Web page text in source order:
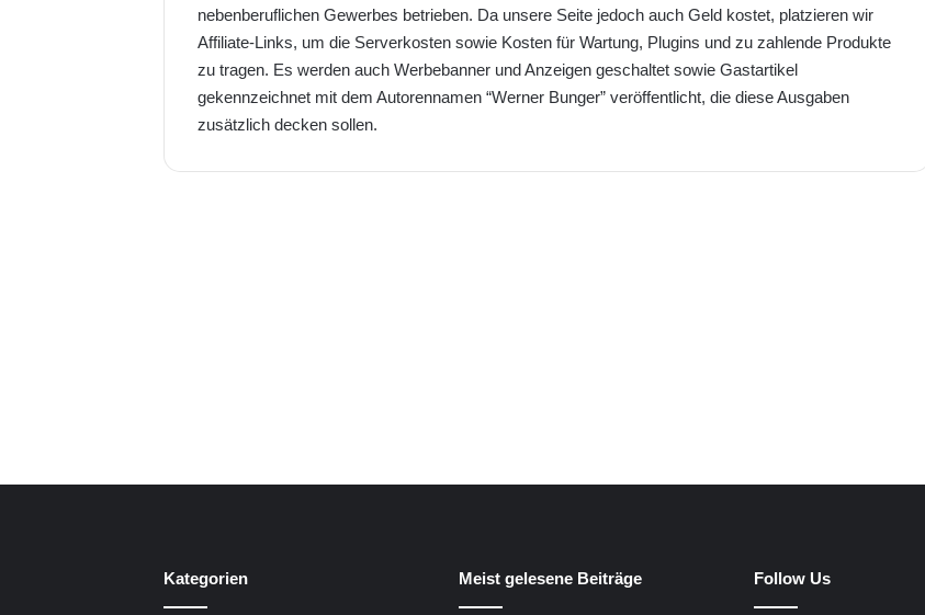
nebenberuflichen Gewerbes betrieben. Da unsere Seite jedoch auch Geld kostet, platzieren wir
Affiliate-Links, um die Serverkosten sowie Kosten für Wartung, Plugins und zu zahlende Produkte
zu tragen. Es werden auch Werbebanner und Anzeigen geschaltet sowie Gastartikel
gekennzeichnet mit dem Autorennamen “Werner Bunger” veröffentlicht, die diese Ausgaben
zusätzlich decken sollen.
Kategorien Meist gelesene Beiträge Follow Us